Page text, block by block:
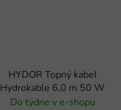
HYDOR Topný kabel
Hydrokable 6,0 m 50 W
Do týdne v e-shopu